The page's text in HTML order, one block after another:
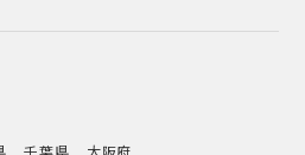
千葉県 大阪府